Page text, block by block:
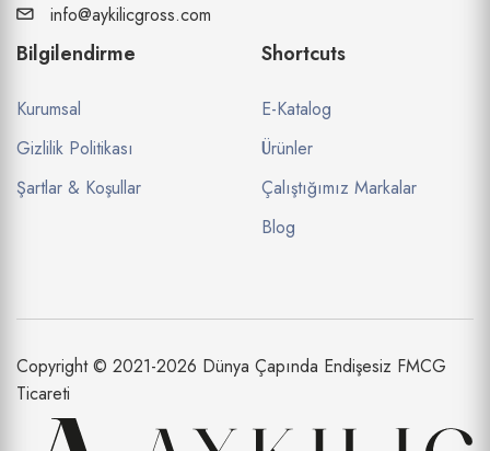
info@aykilicgross.com
Bilgilendirme
Kurumsal
Gizlilik Politikası
Şartlar & Koşullar
Shortcuts
E-Katalog
Ürünler
Çalıştığımız Markalar
Blog
Copyright © 2021-2026 Dünya Çapında Endişesiz FMCG
Ticareti